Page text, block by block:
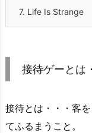
7. Life Is Strange
接待ゲーとは
接待とは・・・客
てふるまうこと。